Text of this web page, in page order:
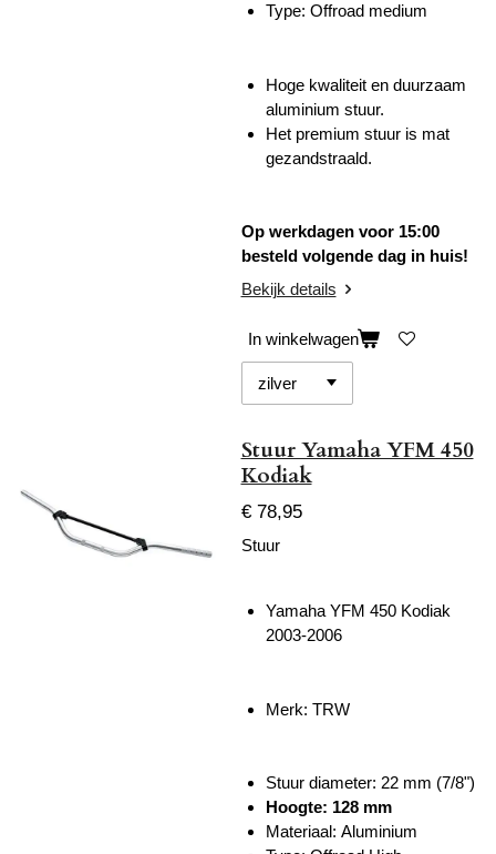
Type: Offroad medium
Hoge kwaliteit en duurzaam
aluminium stuur.
Het premium stuur is mat
gezandstraald.
Op werkdagen voor 15:00
besteld volgende dag in huis!
Bekijk details
In winkelwagen
Stuur Yamaha YFM 450
Kodiak
€ 78,95
Stuur
Yamaha YFM 450 Kodiak
2003-2006
Merk: TRW
Stuur diameter: 22 mm (7/8")
Hoogte: 128 mm
Materiaal: Aluminium